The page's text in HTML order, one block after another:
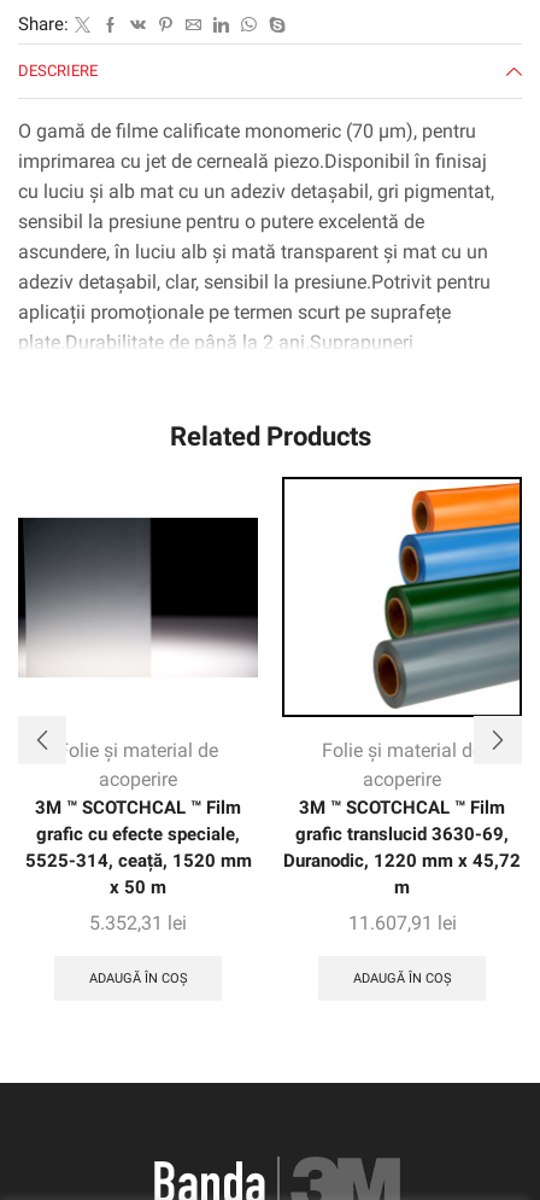
Share:
DESCRIERE
O gamă de filme calificate monomeric (70 µm), pentru
imprimarea cu jet de cerneală piezo.Disponibil în finisaj
cu luciu și alb mat cu un adeziv detașabil, gri pigmentat,
sensibil la presiune pentru o putere excelentă de
ascundere, în luciu alb și mată transparent și mat cu un
adeziv detașabil, clar, sensibil la presiune.Potrivit pentru
aplicații promoționale pe termen scurt pe suprafețe
plate.Durabilitate de până la 2 ani.Suprapuneri
Related Products
Folie și material de
acoperire
3M ™ SCOTCHCAL ™ Film
grafic cu efecte speciale,
5525-314, ceață, 1520 mm
x 50 m
5.352,31 lei
ADAUGĂ ÎN COȘ
Folie și material de
acoperire
3M ™ SCOTCHCAL ™ Film
grafic translucid 3630-69,
Duranodic, 1220 mm x 45,72
m
11.607,91 lei
ADAUGĂ ÎN COȘ